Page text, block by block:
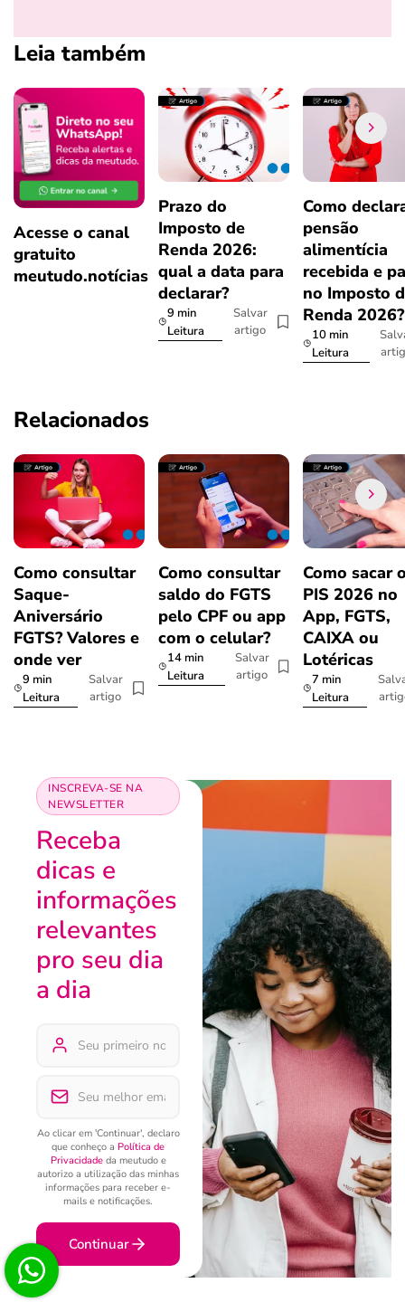
Leia também
Acesse o canal
gratuito
meutudo.notícias
Prazo do
Imposto de
Renda 2026:
qual a data para
declarar?
9 min
Leitura
Salvar
artigo
Como
pensão
alimentícia
recebida e
no Imposto
Renda
10 min
Leitura
Relacionados
Como consultar
Saque-
Aniversário
FGTS? Valores e
onde ver
9 min
Leitura
Salvar
artigo
Como consultar
saldo do FGTS
pelo CPF ou app
com o celular?
14 min
Leitura
Salvar
artigo
Como sacar
PIS 2026 no
App, FGTS,
CAIXA ou
Lotéricas
7 min
Leitura
INSCREVA-SE NA
NEWSLETTER
Receba
dicas e
informações
relevantes
pro seu dia
a dia
Ao clicar em 'Continuar', declaro
que conheço a Política de
Privacidadeda meutudo e
autorizo a utilização das minhas
informações para receber e-
mails e notificações.
Continuar